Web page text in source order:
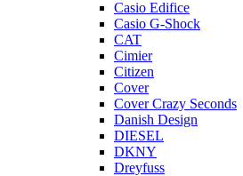
Casio Edifice
Casio G-Shock
CAT
Cimier
Citizen
Cover
Cover Crazy Seconds
Danish Design
DIESEL
DKNY
Dreyfuss